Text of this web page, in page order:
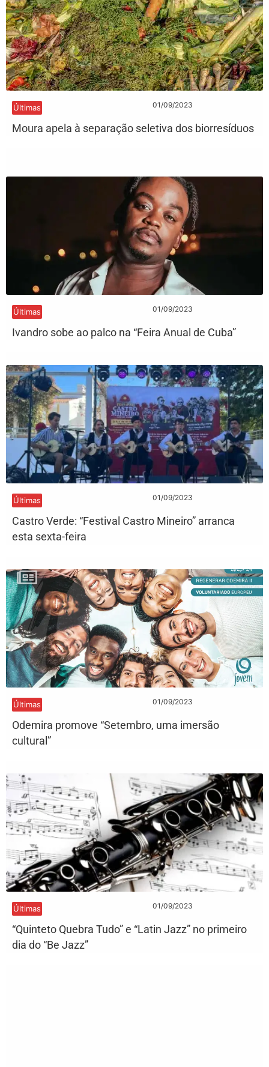
Últimas 01/09/2023
Moura apela à separação seletiva dos biorresíduos
Últimas 01/09/2023
Ivandro sobe ao palco na “Feira Anual de Cuba”
Últimas 01/09/2023
Castro Verde: “Festival Castro Mineiro” arranca
esta sexta-feira
Últimas 01/09/2023
Odemira promove “Setembro, uma imersão
cultural”
Últimas 01/09/2023
“Quinteto Quebra Tudo” e “Latin Jazz” no primeiro
dia do “Be Jazz”